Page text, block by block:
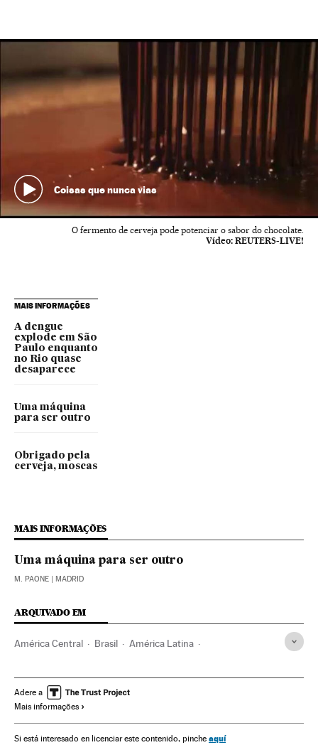
Coisas que nunca vias
O fermento de cerveja pode potenciar o sabor do chocolate.
Vídeo: REUTERS-LIVE!
MAIS INFORMAÇÕES
A dengue
explode em São
Paulo enquanto
no Rio quase
desaparece
Uma máquina
para ser outro
Obrigado pela
cerveja, moscas
MAIS INFORMAÇÕES
Uma máquina para ser outro
M. PAONE | MADRID
ARQUIVADO EM
América Central Brasil América Latina
América Europa Bebidas
Realidade virtual
Alimentação Saúde Indústria Energia Energia solar
Adere a
Mais informações
Si está interesado en licenciar este contenido, pinche aquí